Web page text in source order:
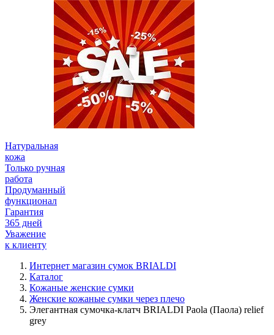
Натуральная
кожа
Только ручная
работа
Продуманный
функционал
Гарантия
365 дней
Уважение
к клиенту
Интернет магазин сумок BRIALDI
Каталог
Кожаные женские сумки
Женские кожаные сумки через плечо
Элегантная сумочка-клатч BRIALDI Paola (Паола) relief
grey